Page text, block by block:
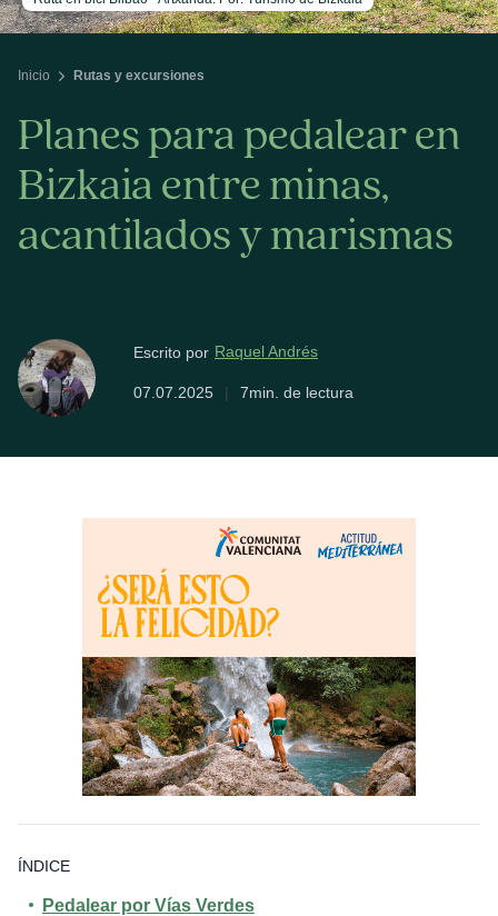
Inicio Rutas y excursiones
Planes para pedalear en
Bizkaia entre minas,
acantilados y marismas
Escrito por Raquel Andrés
07.07.2025 | 7min. de lectura
ÍNDICE
Pedalear por Vías Verdes